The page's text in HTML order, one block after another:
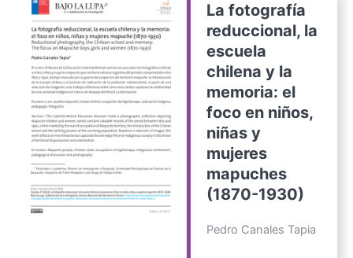
La fotografía
reduccional, la
escuela
chilena y la
memoria: el
foco en niños,
niñas y
mujeres
mapuches
(1870-1930)
Pedro Canales Tapia